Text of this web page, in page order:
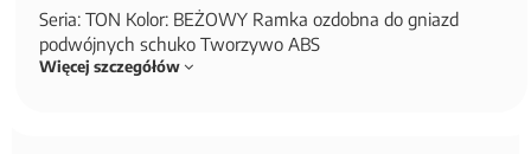
Seria: TON Kolor: BEŻOWY Ramka ozdobna do gniazd
podwójnych schuko Tworzywo ABS
Więcej szczegółów